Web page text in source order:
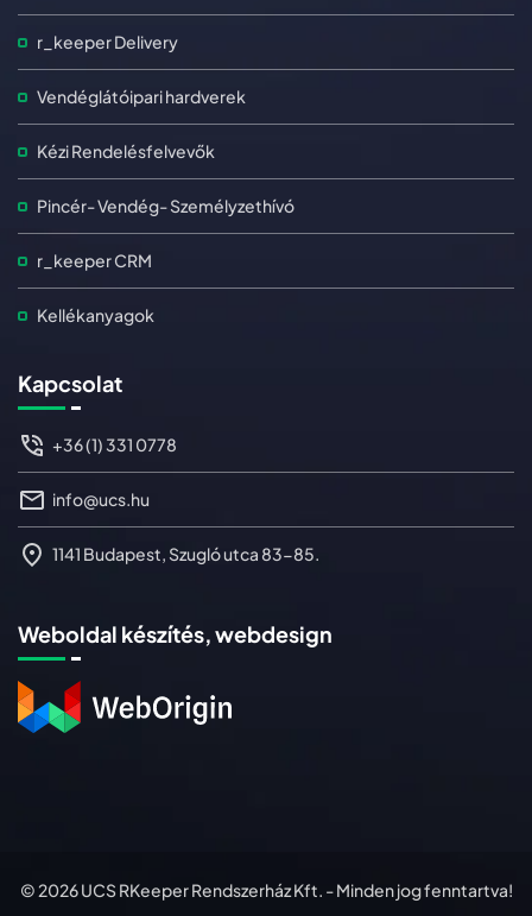
r_keeper Delivery
Vendéglátóipari hardverek
Kézi Rendelésfelvevők
Pincér- Vendég- Személyzethívó
r_keeper CRM
Kellékanyagok
Kapcsolat
+36 (1) 331 0778
info@ucs.hu
1141 Budapest, Szugló utca 83-85.
Weboldal készítés, webdesign
© 2026 UCS RKeeper Rendszerház Kft. - Minden jog fenntartva!